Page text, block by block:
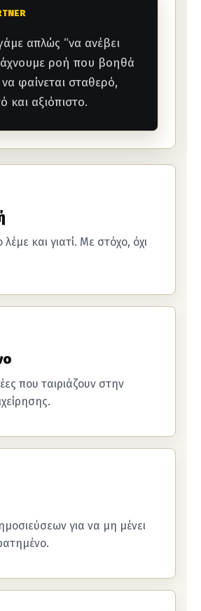
απλώς “να ανέβει
ροή που βοηθά
φαίνεται σταθερό,
και αξιόπιστο.
λέμε και γιατί. Με στόχο, όχι
που ταιριάζουν στην
για να μη μένει